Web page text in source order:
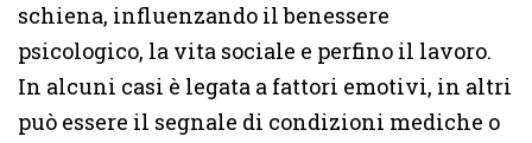
schiena, influenzando il benessere
psicologico, la vita sociale e perfino il lavoro.
In alcuni casi è legata a fattori emotivi, in altri
può essere il segnale di condizioni mediche o